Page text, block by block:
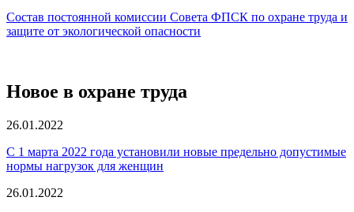
Состав постоянной комиссии Совета ФПСК по охране труда и
защите от экологической опасности
Новое в охране труда
26.01.2022
С 1 марта 2022 года установили новые предельно допустимые
нормы нагрузок для женщин
26.01.2022